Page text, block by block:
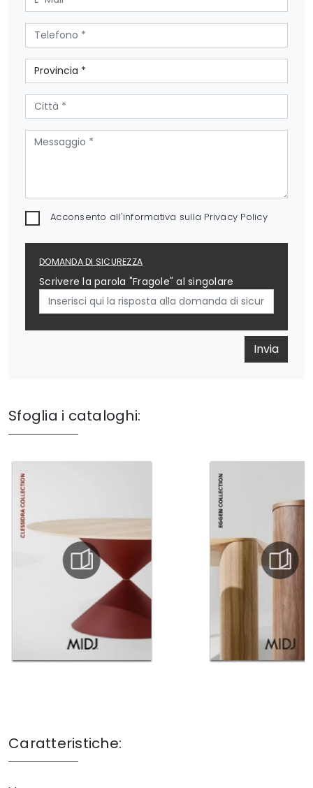
Acconsento all'informativa sulla Privacy Policy
DOMANDA DI SICUREZZA
Scrivere la parola "Fragole" al singolare
Invia
Sfoglia i cataloghi:
Caratteristiche: